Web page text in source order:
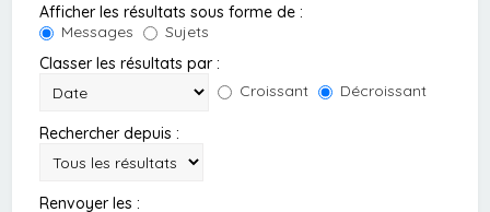
Afficher les résultats sous forme de :
Messages
Sujets
Classer les résultats par :
Croissant
Décroissant
Rechercher depuis :
Renvoyer les :